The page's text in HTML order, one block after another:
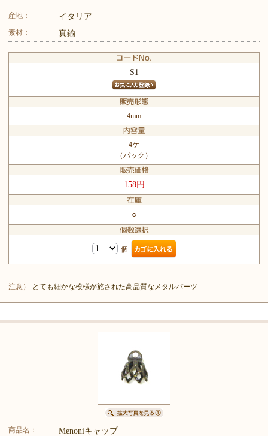
産地： イタリア
素材： 真鍮
S1
4mm
4ケ
（パック）
158円
○
個
注意） とても細かな模様が施された高品質なメタルパーツ
商品名： Menoniキャップ